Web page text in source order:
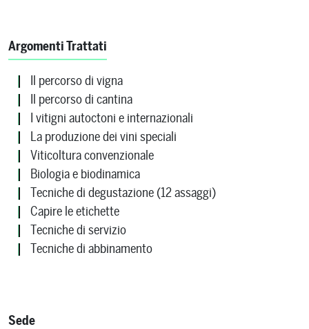
Argomenti Trattati
Il percorso di vigna
Il percorso di cantina
I vitigni autoctoni e internazionali
La produzione dei vini speciali
Viticoltura convenzionale
Biologia e biodinamica
Tecniche di degustazione (12 assaggi)
Capire le etichette
Tecniche di servizio
Tecniche di abbinamento
Sede